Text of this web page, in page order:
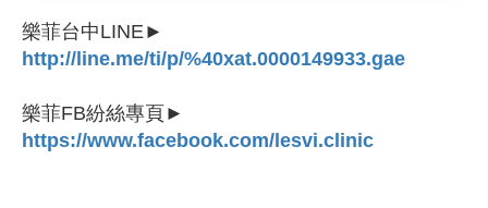
樂菲台中LINE►
http://line.me/ti/p/%40xat.0000149933.gae
樂菲FB紛絲專頁►
https://www.facebook.com/lesvi.clinic